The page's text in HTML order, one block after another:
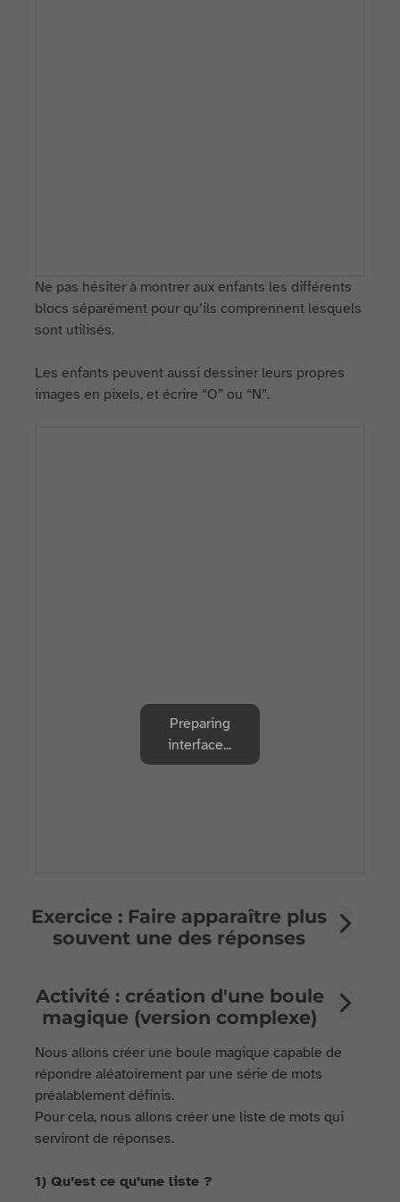
Ne pas hésiter à montrer aux enfants les différents
blocs séparément pour qu’ils comprennent lesquels
sont utilisés.
Les enfants peuvent aussi dessiner leurs propres
images en pixels, et écrire “O” ou “N”.
Exercice : Faire apparaître plus
souvent une des réponses
Activité : création d'une boule
magique (version complexe)
Nous allons créer une boule magique capable de
répondre aléatoirement par une série de mots
préalablement définis.
Pour cela, nous allons créer une liste de mots qui
serviront de réponses.
1) Qu’est ce qu’une liste ?
Preparing
interface...